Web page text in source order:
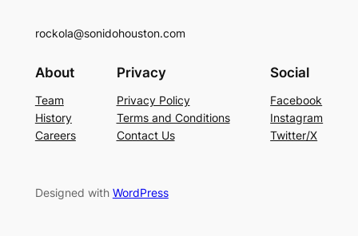
rockola@sonidohouston.com
About
Team
History
Careers
Privacy
Privacy Policy
Terms and Conditions
Contact Us
Social
Facebook
Instagram
Twitter/X
Designed with WordPress